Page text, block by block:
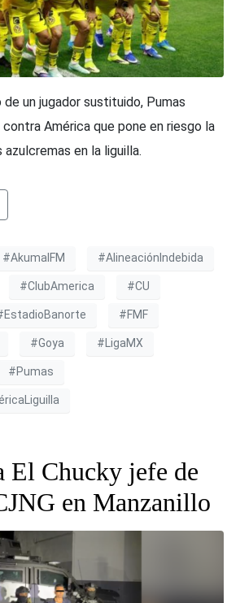
de un jugador sustituido, Pumas
América que pone en riesgo la
en la liguilla.
#AkumalFM #AlineaciónIndebida
#ClubAmerica #CU
#FMF
#Goya #LigaMX
#Pumas
El Chucky jefe de
en Manzanillo